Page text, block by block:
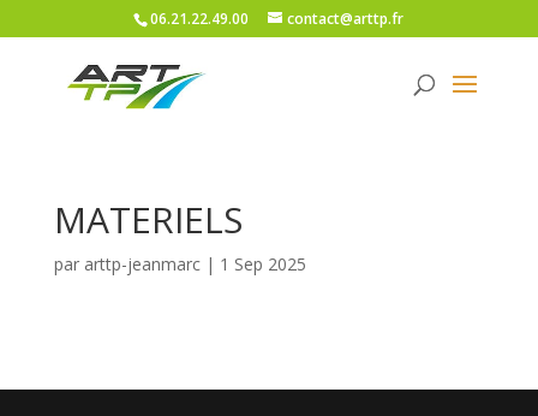
06.21.22.49.00 contact@arttp.fr
MATERIELS
par arttp-jeanmarc| 1 Sep 2025